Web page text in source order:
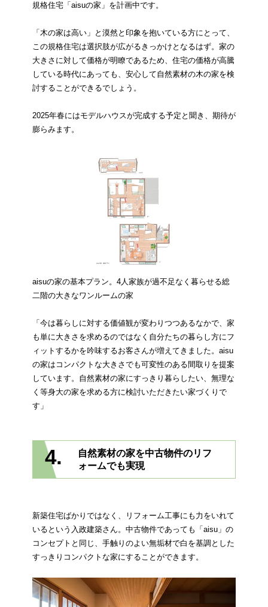
規格住宅「aisuの家」を計画中です。
「木の家は高い」と漠然と印象を抱いている方にとって、
この規格住宅は選択肢が広がるきっかけとなるはず。家の
大きさに対して価格が明瞭であるため、住宅の価格が高騰
している時代にあっても、安心して自然素材の木の家を検
討することができるでしょう。
2025年春にはモデルハウスが完成する予定と聞き、期待が
膨らみます。
aisuの家の基本プラン。4人家族が過不足なく暮らせる総
二階の大きなワンルームの家
「今は暮らしに対する価値観が変わりつつあるなかで、家
も単に大きさを求めるのではなく自分たちの暮らし方にフ
ィットするかを吟味するお客さんが増えてきました。aisu
の家はコンパクトな大きさでも可変性のある間取りを提案
しています。自然素材の家にすっきり暮らしたい、無理な
く等身大の家を求める方に検討いただきたい家づくりで
す」
4.
自然素材の家を中古物件のリフ
ォームでも実現
新築住宅ばかりではなく、リフォーム工事にも力をいれて
いるという入政建築さん。中古物件であっても「aisu」の
コンセプトと同じ、手触りのよい無垢材で白を基調とした
すっきりコンパクトな家にすることができます。